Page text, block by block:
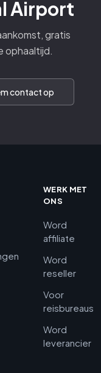
Airport
gratis
ophaaltijd.
contact op
WERK MET
ONS
Word
affiliate
Word
reseller
Voor
reisbureaus
Word
leverancier